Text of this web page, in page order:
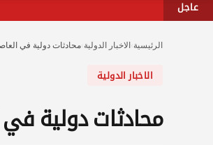
عاجل
الرئيسية الاخبار الدولية محادثات دولية في
الاخبار الدولية
محادثات دولية في